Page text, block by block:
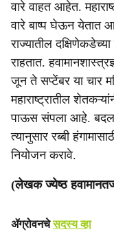
वारे वाहत आहेत.
वारे बाष्प घेऊन येतात
राज्यातील
राहतात.
जून ते सप्टेंबर या चार
महाराष्ट्रातील
पाऊस संपला आहे.
त्यानुसार रब्बी
नियोजन करावे.
(लेखक ज्येष्ठ
ॲग्रोवनचेसदस्य व्हा